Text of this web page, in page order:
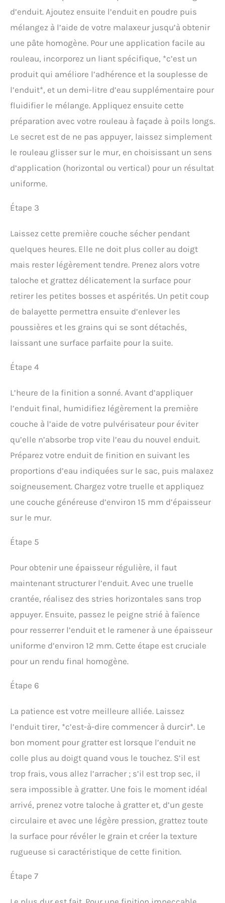
d’enduit. Ajoutez ensuite l’enduit en poudre puis
mélangez à l’aide de votre malaxeur jusqu’à obtenir
une pâte homogène. Pour une application facile au
rouleau, incorporez un liant spécifique, *c’est un
produit qui améliore l’adhérence et la souplesse de
l’enduit*, et un demi-litre d’eau supplémentaire pour
fluidifier le mélange. Appliquez ensuite cette
préparation avec votre rouleau à façade à poils longs.
Le secret est de ne pas appuyer, laissez simplement
le rouleau glisser sur le mur, en choisissant un sens
d’application (horizontal ou vertical) pour un résultat
uniforme.
Étape 3
Laissez cette première couche sécher pendant
quelques heures. Elle ne doit plus coller au doigt
mais rester légèrement tendre. Prenez alors votre
taloche et grattez délicatement la surface pour
retirer les petites bosses et aspérités. Un petit coup
de balayette permettra ensuite d’enlever les
poussières et les grains qui se sont détachés,
laissant une surface parfaite pour la suite.
Étape 4
L’heure de la finition a sonné. Avant d’appliquer
l’enduit final, humidifiez légèrement la première
couche à l’aide de votre pulvérisateur pour éviter
qu’elle n’absorbe trop vite l’eau du nouvel enduit.
Préparez votre enduit de finition en suivant les
proportions d’eau indiquées sur le sac, puis malaxez
soigneusement. Chargez votre truelle et appliquez
une couche généreuse d’environ 15 mm d’épaisseur
sur le mur.
Étape 5
Pour obtenir une épaisseur régulière, il faut
maintenant structurer l’enduit. Avec une truelle
crantée, réalisez des stries horizontales sans trop
appuyer. Ensuite, passez le peigne strié à faïence
pour resserrer l’enduit et le ramener à une épaisseur
uniforme d’environ 12 mm. Cette étape est cruciale
pour un rendu final homogène.
Étape 6
La patience est votre meilleure alliée. Laissez
l’enduit tirer, *c’est-à-dire commencer à durcir*. Le
bon moment pour gratter est lorsque l’enduit ne
colle plus au doigt quand vous le touchez. S’il est
trop frais, vous allez l’arracher ; s’il est trop sec, il
sera impossible à gratter. Une fois le moment idéal
arrivé, prenez votre taloche à gratter et, d’un geste
circulaire et avec une légère pression, grattez toute
la surface pour révéler le grain et créer la texture
rugueuse si caractéristique de cette finition.
Étape 7